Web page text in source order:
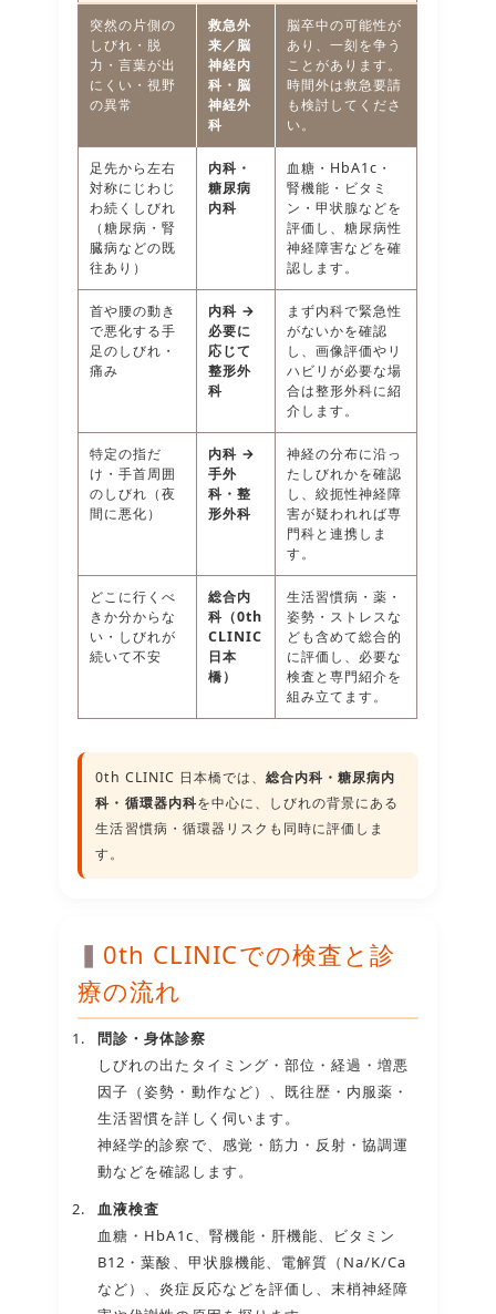
突然の片側の
しびれ・脱
力・言葉が出
にくい・視野
の異常
救急外
来／脳
神経内
科・脳
神経外
科
脳卒中の可能性が
あり、一刻を争う
ことがあります。
時間外は救急要請
も検討してくださ
い。
足先から左右
対称にじわじ
わ続くしびれ
（糖尿病・腎
臓病などの既
往あり）
内科・
糖尿病
内科
血糖・HbA1c・
腎機能・ビタミ
ン・甲状腺などを
評価し、糖尿病性
神経障害などを確
認します。
首や腰の動き
で悪化する手
足のしびれ・
痛み
内科 →
必要に
応じて
整形外
科
まず内科で緊急性
がないかを確認
し、画像評価やリ
ハビリが必要な場
合は整形外科に紹
介します。
特定の指だ
け・手首周囲
のしびれ（夜
間に悪化）
内科 →
手外
科・整
形外科
神経の分布に沿っ
たしびれかを確認
し、絞扼性神経障
害が疑われれば専
門科と連携しま
す。
どこに行くべ
きか分からな
い・しびれが
続いて不安
総合内
科（0th
CLINIC
日本
橋）
生活習慣病・薬・
姿勢・ストレスな
ども含めて総合的
に評価し、必要な
検査と専門紹介を
組み立てます。
0th CLINIC 日本橋では、総合内科・糖尿病内
科・循環器内科を中心に、しびれの背景にある
生活習慣病・循環器リスクも同時に評価しま
す。
0th CLINICでの検査と診
療の流れ
問診・身体診察
しびれの出たタイミング・部位・経過・増悪
因子（姿勢・動作など）、既往歴・内服薬・
生活習慣を詳しく伺います。
神経学的診察で、感覚・筋力・反射・協調運
動などを確認します。
血液検査
血糖・HbA1c、腎機能・肝機能、ビタミン
B12・葉酸、甲状腺機能、電解質（Na/K/Ca
など）、炎症反応などを評価し、末梢神経障